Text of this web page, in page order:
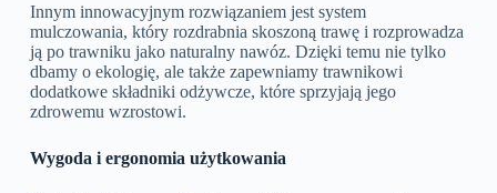
Innym innowacyjnym rozwiązaniem jest system
mulczowania, który rozdrabnia skoszoną trawę i rozprowadza
ją po trawniku jako naturalny nawóz. Dzięki temu nie tylko
dbamy o ekologię, ale także zapewniamy trawnikowi
dodatkowe składniki odżywcze, które sprzyjają jego
zdrowemu wzrostowi.
Wygoda i ergonomia użytkowania